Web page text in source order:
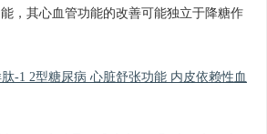
，其心血管功能的改善可能独立于降糖作
-1 2型糖尿病 心脏舒张功能 内皮依赖性血